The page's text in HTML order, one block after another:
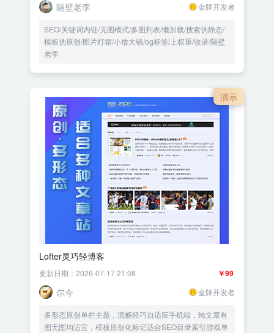
隔壁老李 金牌开发者
SEO/关键词内链/无图模式/多图列表/懒加载/搜索伪静态/
模板伪原创/图片灯箱/小放大镜/og标签/上权重/收录/隔壁
老李
演示
Lofter灵巧轻博客
￥99
更新日期：2026-07-17 21:08
尔今 金牌开发者
多形态原创单栏主题，流畅轻巧自适应手机端，纯文章有
图无图均适宜，模板原创化标记适合SEO目录索引游戏单